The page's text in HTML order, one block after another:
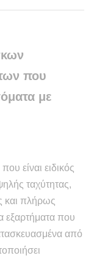
που
με
είναι ειδικός
ταχύτητας,
και πλήρως
εξαρτήματα που
από